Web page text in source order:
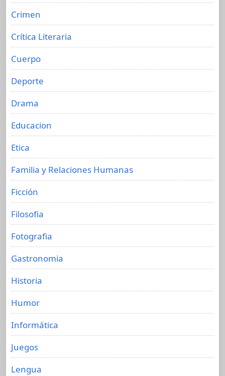
Crimen
Crítica Literaria
Cuerpo
Deporte
Drama
Educacion
Etica
Familia y Relaciones Humanas
Ficción
Filosofia
Fotografia
Gastronomia
Historia
Humor
Informática
Juegos
Lengua